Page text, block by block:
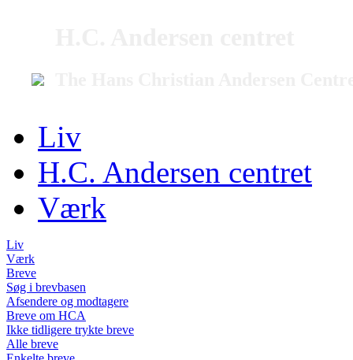
Liv
H.C. Andersen centret
Værk
Liv
Værk
Breve
Søg i brevbasen
Afsendere og modtagere
Breve om HCA
Ikke tidligere trykte breve
Alle breve